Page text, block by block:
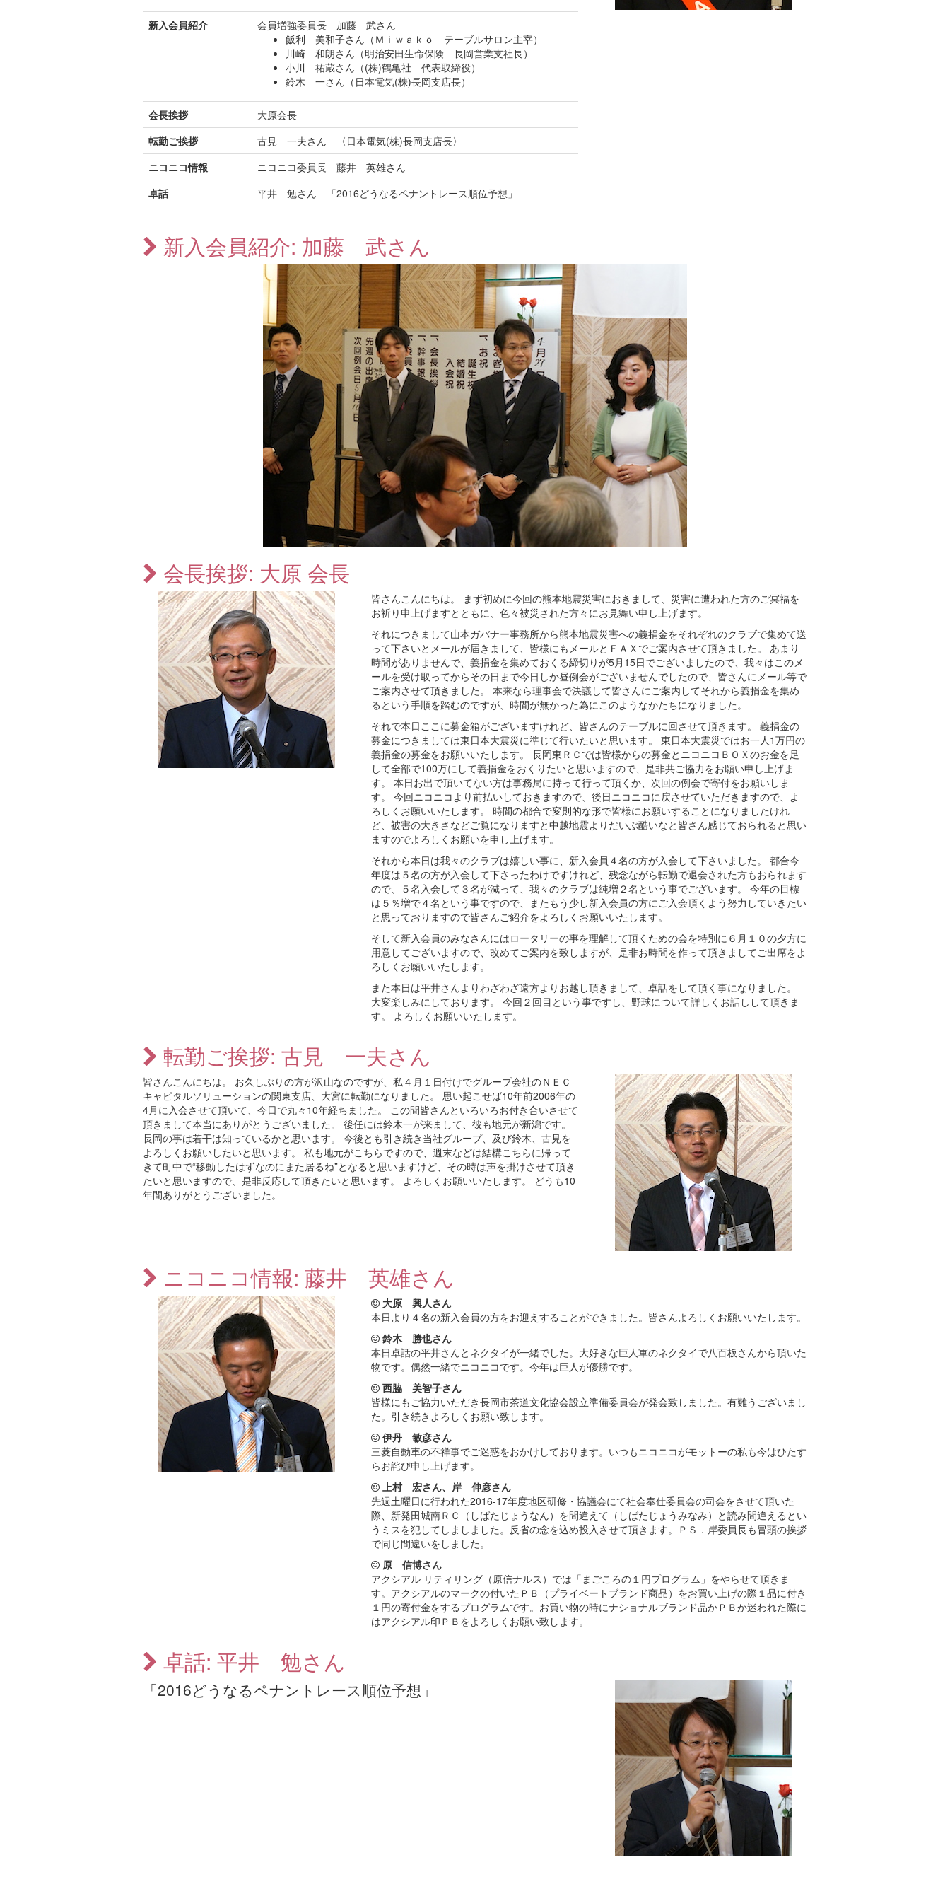
新入会員紹介
会員増強委員長 加藤 武さん
飯利 美和子さん（Ｍｉｗａｋｏ テーブルサロン主宰）
川崎 和朗さん（明治安田生命保険 長岡営業支社長）
小川 祐蔵さん（(株)鶴亀社 代表取締役）
鈴木 一さん（日本電気(株)長岡支店長）
会長挨拶
大原会長
転勤ご挨拶
古見 一夫さん 〈日本電気(株)長岡支店長〉
ニコニコ情報
ニコニコ委員長 藤井 英雄さん
卓話
平井 勉さん 「2016どうなるペナントレース順位予想」
新入会員紹介: 加藤 武さん
会長挨拶: 大原 会長
皆さんこんにちは。 まず初めに今回の熊本地震災害におきまして、災害に遭われた方のご冥福を
お祈り申上げますとともに、色々被災された方々にお見舞い申し上げます。
それにつきまして山本ガバナー事務所から熊本地震災害への義捐金をそれぞれのクラブで集めて送
って下さいとメールが届きまして、皆様にもメールとＦＡＸでご案内させて頂きました。 あまり
時間がありませんで、義捐金を集めておくる締切りが5月15日でございましたので、我々はこのメ
ールを受け取ってからその日まで今日しか昼例会がございませんでしたので、皆さんにメール等で
ご案内させて頂きました。 本来なら理事会で決議して皆さんにご案内してそれから義捐金を集め
るという手順を踏むのですが、時間が無かった為にこのようなかたちになりました。
それで本日ここに募金箱がございますけれど、皆さんのテーブルに回させて頂きます。 義捐金の
募金につきましては東日本大震災に準じて行いたいと思います。 東日本大震災ではお一人1万円の
義捐金の募金をお願いいたします。 長岡東ＲＣでは皆様からの募金とニコニコＢＯＸのお金を足
して全部で100万にして義捐金をおくりたいと思いますので、是非共ご協力をお願い申し上げま
す。 本日お出で頂いてない方は事務局に持って行って頂くか、次回の例会で寄付をお願いしま
す。 今回ニコニコより前払いしておきますので、後日ニコニコに戻させていただきますので、よ
ろしくお願いいたします。 時間の都合で変則的な形で皆様にお願いすることになりましたけれ
ど、被害の大きさなどご覧になりますと中越地震よりだいぶ酷いなと皆さん感じておられると思い
ますのでよろしくお願いを申し上げます。
それから本日は我々のクラブは嬉しい事に、新入会員４名の方が入会して下さいました。 都合今
年度は５名の方が入会して下さったわけですけれど、残念ながら転勤で退会された方もおられます
ので、５名入会して３名が減って、我々のクラブは純増２名という事でございます。 今年の目標
は５％増で４名という事ですので、またもう少し新入会員の方にご入会頂くよう努力していきたい
と思っておりますので皆さんご紹介をよろしくお願いいたします。
そして新入会員のみなさんにはロータリーの事を理解して頂くための会を特別に６月１０の夕方に
用意してございますので、改めてご案内を致しますが、是非お時間を作って頂きましてご出席をよ
ろしくお願いいたします。
また本日は平井さんよりわざわざ遠方よりお越し頂きまして、卓話をして頂く事になりました。
大変楽しみにしております。 今回２回目という事ですし、野球について詳しくお話しして頂きま
す。 よろしくお願いいたします。
転勤ご挨拶: 古見 一夫さん
皆さんこんにちは。 お久しぶりの方が沢山なのですが、私４月１日付けでグループ会社のＮＥＣ
キャピタルソリューションの関東支店、大宮に転勤になりました。 思い起こせば10年前2006年の
4月に入会させて頂いて、今日で丸々10年経ちました。 この間皆さんといろいろお付き合いさせて
頂きまして本当にありがとうございました。 後任には鈴木一が来まして、彼も地元が新潟です。
長岡の事は若干は知っているかと思います。 今後とも引き続き当社グループ、及び鈴木、古見を
よろしくお願いしたいと思います。 私も地元がこちらですので、週末などは結構こちらに帰って
きて町中で“移動したはずなのにまた居るね”となると思いますけど、その時は声を掛けさせて頂き
たいと思いますので、是非反応して頂きたいと思います。 よろしくお願いいたします。 どうも10
年間ありがとうございました。
ニコニコ情報: 藤井 英雄さん
大原 興人さん
本日より４名の新入会員の方をお迎えすることができました。皆さんよろしくお願いいたします。
鈴木 勝也さん
本日卓話の平井さんとネクタイが一緒でした。大好きな巨人軍のネクタイで八百板さんから頂いた
物です。偶然一緒でニコニコです。今年は巨人が優勝です。
西脇 美智子さん
皆様にもご協力いただき長岡市茶道文化協会設立準備委員会が発会致しました。有難うございまし
た。引き続きよろしくお願い致します。
伊丹 敏彦さん
三菱自動車の不祥事でご迷惑をおかけしております。いつもニコニコがモットーの私も今はひたす
らお詫び申し上げます。
上村 宏さん、岸 伸彦さん
先週土曜日に行われた2016-17年度地区研修・協議会にて社会奉仕委員会の司会をさせて頂いた
際、新発田城南ＲＣ（しばたじょうなん）を間違えて（しばたじょうみなみ）と読み間違えるとい
うミスを犯してしましました。反省の念を込め投入させて頂きます。ＰＳ．岸委員長も冒頭の挨拶
で同じ間違いをしました。
原 信博さん
アクシアル リティリング（原信ナルス）では「まごころの１円プログラム」をやらせて頂きま
す。アクシアルのマークの付いたＰＢ（プライベートブランド商品）をお買い上げの際１品に付き
１円の寄付金をするプログラムです。お買い物の時にナショナルブランド品かＰＢか迷われた際に
はアクシアル印ＰＢをよろしくお願い致します。
卓話: 平井 勉さん
「2016どうなるペナントレース順位予想」